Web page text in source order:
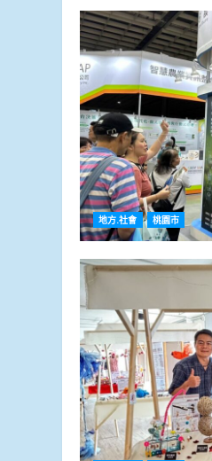
地方.社會 桃園市